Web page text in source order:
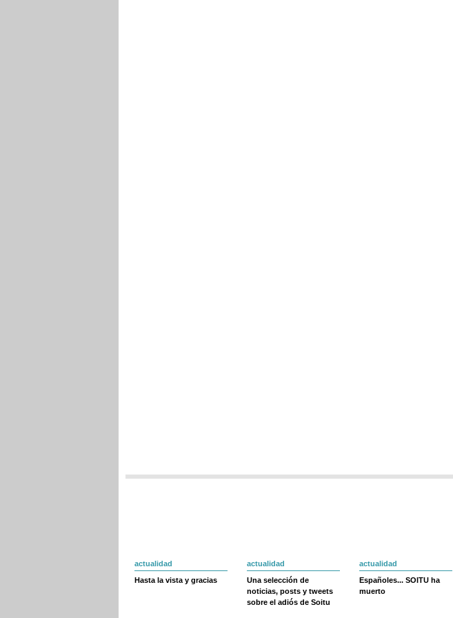
actualidad
Hasta la vista y gracias
actualidad
Una selección de
noticias, posts y tweets
sobre el adiós de Soitu
actualidad
Españoles... SOITU ha
muerto